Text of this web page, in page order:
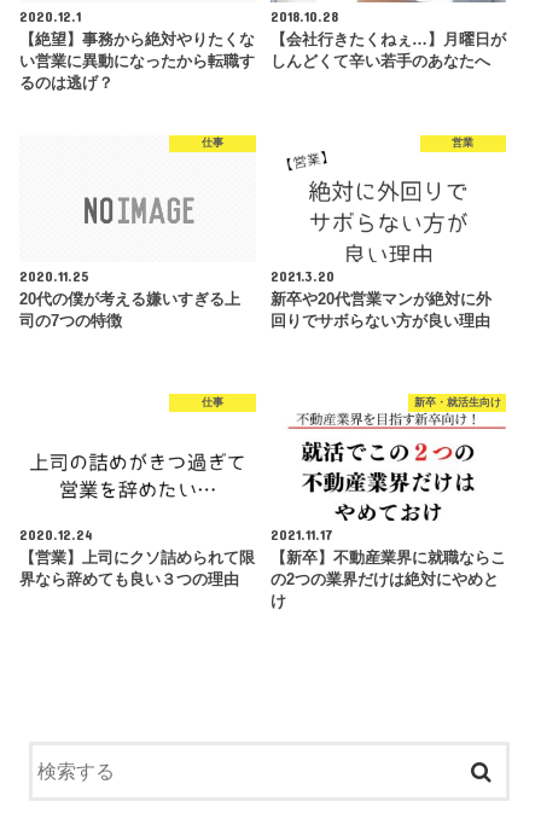
2020.12.1
【絶望】事務から絶対やりたくな
い営業に異動になったから転職す
るのは逃げ？
2018.10.28
【会社行きたくねぇ…】月曜日が
しんどくて辛い若手のあなたへ
仕事
2020.11.25
20代の僕が考える嫌いすぎる上
司の7つの特徴
営業
2021.3.20
新卒や20代営業マンが絶対に外
回りでサボらない方が良い理由
仕事
2020.12.24
【営業】上司にクソ詰められて限
界なら辞めても良い３つの理由
新卒・就活生向け
2021.11.17
【新卒】不動産業界に就職ならこ
の2つの業界だけは絶対にやめと
け